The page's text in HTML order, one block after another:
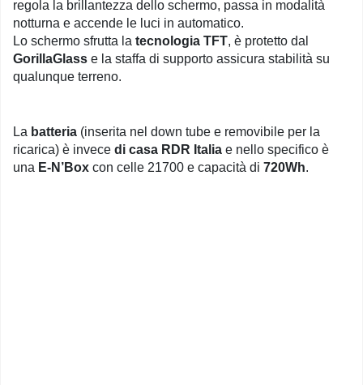
regola la brillantezza dello schermo, passa in modalità
notturna e accende le luci in automatico.
Lo schermo sfrutta la tecnologia TFT, è protetto dal
GorillaGlass e la staffa di supporto assicura stabilità su
qualunque terreno.
La batteria (inserita nel down tube e removibile per la
ricarica) è invece di casa RDR Italia e nello specifico è
una E-N’Box con celle 21700 e capacità di 720Wh.